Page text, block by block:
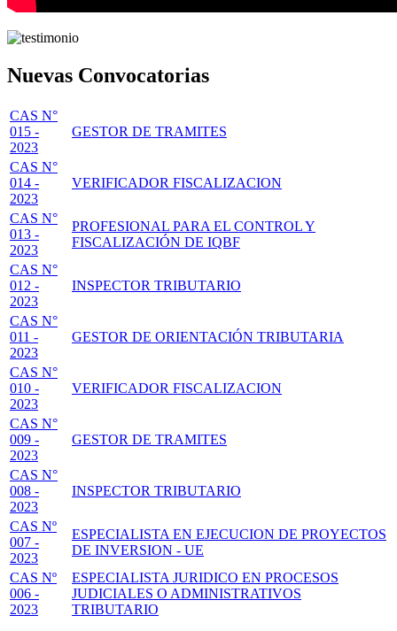
Nuevas Convocatorias
CAS N°
015 -
2023
GESTOR DE TRAMITES
CAS N°
014 -
2023
VERIFICADOR FISCALIZACION
CAS N°
013 -
2023
PROFESIONAL PARA EL CONTROL Y
FISCALIZACIÓN DE IQBF
CAS N°
012 -
2023
INSPECTOR TRIBUTARIO
CAS N°
011 -
2023
GESTOR DE ORIENTACIÓN TRIBUTARIA
CAS N°
010 -
2023
VERIFICADOR FISCALIZACION
CAS N°
009 -
2023
GESTOR DE TRAMITES
CAS N°
008 -
2023
INSPECTOR TRIBUTARIO
CAS Nº
007 -
2023
ESPECIALISTA EN EJECUCION DE PROYECTOS
DE INVERSION - UE
CAS Nº
006 -
2023
ESPECIALISTA JURIDICO EN PROCESOS
JUDICIALES O ADMINISTRATIVOS
TRIBUTARIO